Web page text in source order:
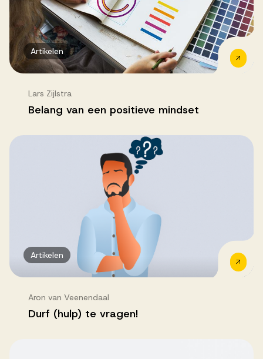
Artikelen
Lars Zijlstra
Belang van een positieve mindset
Artikelen
Aron van Veenendaal
Durf (hulp) te vragen!